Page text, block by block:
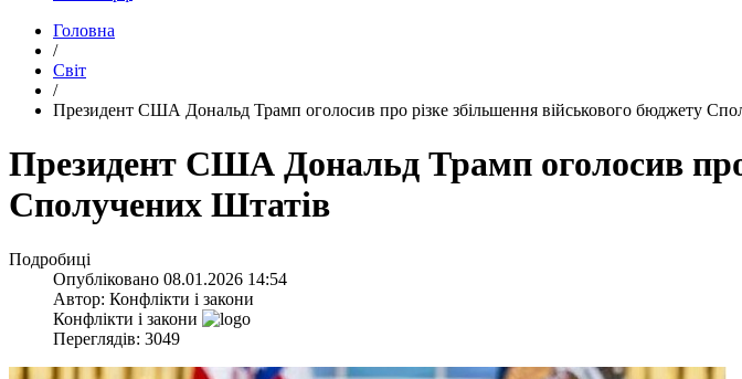
Головна
/
Світ
/
​Президент США Дональд Трамп оголосив про різке збільшення військового бюджету
​Президент США Дональд Трамп оголосив про
Сполучених Штатів
Подробиці
Опубліковано 08.01.2026 14:54
Автор: Конфлікти і закони
Конфлікти і закони
Переглядів: 3049